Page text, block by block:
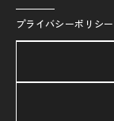
プライバシーポリシー